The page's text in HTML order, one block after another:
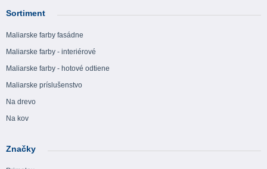
Sortiment
Maliarske farby fasádne
Maliarske farby - interiérové
Maliarske farby - hotové odtiene
Maliarske príslušenstvo
Na drevo
Na kov
Značky